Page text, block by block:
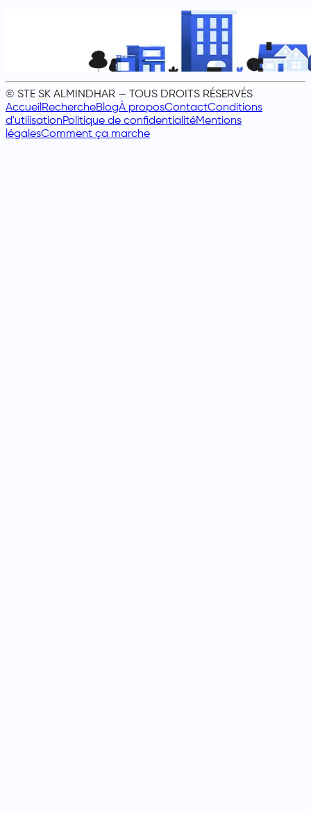
© STE SK ALMINDHAR — TOUS DROITS RÉSERVÉS
AccueilRechercheBlogÀ proposContactConditions
d'utilisationPolitique de confidentialitéMentions
légalesComment ça marche